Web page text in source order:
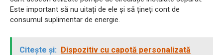
Este important să nu uitați de ele și să țineți cont de
consumul suplimentar de energie.
Citește și: Dispozitiv cu capotă personalizată